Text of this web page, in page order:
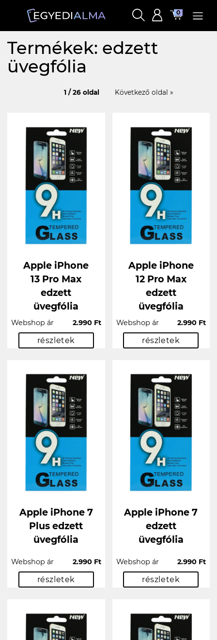
0
Termékek: edzett
üvegfólia
1 / 26 oldal Következő oldal »
Apple iPhone
13 Pro Max
edzett
üvegfólia
Webshop ár 2.990 Ft
részletek
Apple iPhone
12 Pro Max
edzett
üvegfólia
Webshop ár 2.990 Ft
részletek
Apple iPhone 7
Plus edzett
üvegfólia
Webshop ár 2.990 Ft
részletek
Apple iPhone 7
edzett
üvegfólia
Webshop ár 2.990 Ft
részletek